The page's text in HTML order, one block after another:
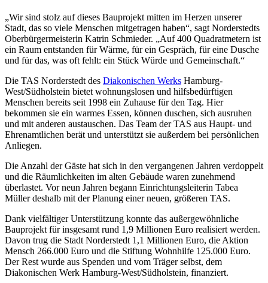
„Wir sind stolz auf dieses Bauprojekt mitten im Herzen unserer
Stadt, das so viele Menschen mitgetragen haben“, sagt Norderstedts
Oberbürgermeisterin Katrin Schmieder. „Auf 400 Quadratmetern ist
ein Raum entstanden für Wärme, für ein Gespräch, für eine Dusche
und für das, was oft fehlt: ein Stück Würde und Gemeinschaft.“
Die TAS Norderstedt des Diakonischen Werks Hamburg-
West/Südholstein bietet wohnungslosen und hilfsbedürftigen
Menschen bereits seit 1998 ein Zuhause für den Tag. Hier
bekommen sie ein warmes Essen, können duschen, sich ausruhen
und mit anderen austauschen. Das Team der TAS aus Haupt- und
Ehrenamtlichen berät und unterstützt sie außerdem bei persönlichen
Anliegen.
Die Anzahl der Gäste hat sich in den vergangenen Jahren verdoppelt
und die Räumlichkeiten im alten Gebäude waren zunehmend
überlastet. Vor neun Jahren begann Einrichtungsleiterin Tabea
Müller deshalb mit der Planung einer neuen, größeren TAS.
Dank vielfältiger Unterstützung konnte das außergewöhnliche
Bauprojekt für insgesamt rund 1,9 Millionen Euro realisiert werden.
Davon trug die Stadt Norderstedt 1,1 Millionen Euro, die Aktion
Mensch 266.000 Euro und die Stiftung Wohnhilfe 125.000 Euro.
Der Rest wurde aus Spenden und vom Träger selbst, dem
Diakonischen Werk Hamburg-West/Südholstein, finanziert.